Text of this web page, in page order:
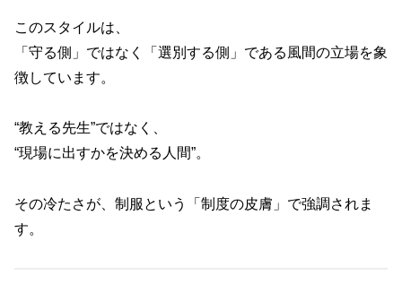
このスタイルは、
「守る側」ではなく「選別する側」である風間の立場を象
徴しています。
“教える先生”ではなく、
“現場に出すかを決める人間”。
その冷たさが、制服という「制度の皮膚」で強調されま
す。